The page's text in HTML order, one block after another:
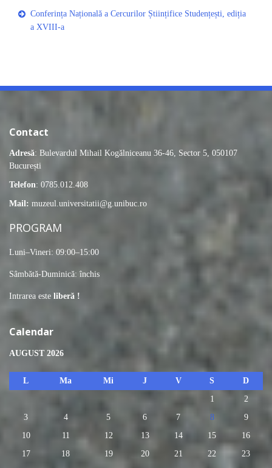
Conferința Națională a Cercurilor Științifice Studențești, ediția
a XVIII-a
Contact
Adresă: Bulevardul Mihail Kogălniceanu 36-46, Sector 5, 050107
București
Telefon: 0785.012.408
Mail: muzeul.universitatii@g.unibuc.ro
PROGRAM
Luni–Vineri: 09:00–15:00
Sâmbătă-Duminică: închis
Intrarea este liberă !
Calendar
AUGUST 2026
L Ma Mi J V S
D
1
2
3
4 5 6 7 8
9
10
11 12 13 14 15
16
17
18 19 20 21 22
23